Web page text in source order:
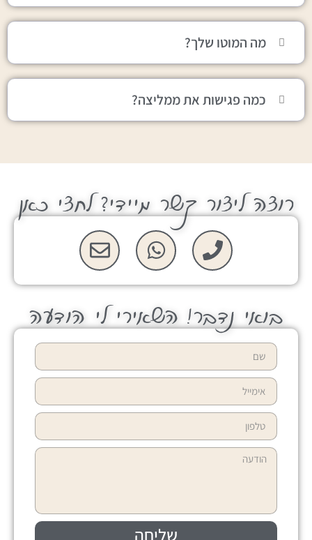
מה המוטו שלך?
כמה פגישות את ממליצה?
רוצה ליצור קשר מיידי? לחצי כאן
בואי נדבר! השאירי לי הודעה
שליחה